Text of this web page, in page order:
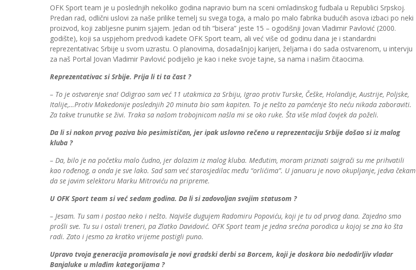
OFK Sport team je u poslednjih nekoliko godina napravio bum na sceni omladinskog fudbala u Republici Srpskoj.
Predan rad, odlični uslovi za naše prilike temelj su svega toga, a malo po malo fabrika budućih asova izbaci po neki
proizvod, koji zabljesne punim sjajem. Jedan od tih “bisera” jeste 15 – ogodišnji Jovan Vladimir Pavlović (2000.
godište), koji sa uspjehom predvodi kadete OFK Sport team, ali već više od godinu dana je i standardni
reprezentativac Srbije u svom uzrastu. O planovima, dosadašnjoj karijeri, željama i do sada ostvarenom, u intervju
za naš Portal Jovan Vladimir Pavlović podijelio je kao i neke svoje tajne, sa nama i našim čitaocima.
Reprezentativac si Srbije. Prija li ti ta čast ?
– To je ostvarenje sna! Odigrao sam već 11 utakmica za Srbiju, Igrao protiv Turske, Češke, Holandije, Austrije, Poljske,
Italije,…Protiv Makedonije poslednjih 20 minuta bio sam kapiten. To je nešto za pamćenje što neću nikada zaboraviti.
Za takve trunutke se živi. Traka sa našom trobojnicom našla mi se oko ruke. Šta više mlad čovjek da poželi.
Da li si nakon prvog poziva bio pesimističan, jer ipak uslovno rečeno u reprezentaciju Srbije došao si iz malog
kluba ?
– Da, bilo je na početku malo čudno, jer dolazim iz malog kluba. Međutim, moram priznati saigrači su me prihvatili
kao rođenog, a onda je sve lako. Sad sam već starosjedilac među “orlićima”. U januaru je novo okupljanje, jedva čekam
da se javim selektoru Marku Mitroviću na pripreme.
U OFK Sport team si već sedam godina. Da li si zadovoljan svojim statusom ?
– Jesam. Tu sam i postao neko i nešto. Najviše dugujem Radomiru Popoviću, koji je tu od prvog dana. Zajedno smo
prošli sve. Tu su i ostali treneri, pa Zlatko Davidović. OFK Sport team je jedna srećna porodica u kojoj se zna ko šta
radi. Zato i jesmo za kratko vrijeme postigli puno.
Upravo tvoja generacija promovisala je novi gradski derbi sa Borcem, koji je doskora bio nedodirljiv vladar
Banjaluke u mlađim kategorijama ?